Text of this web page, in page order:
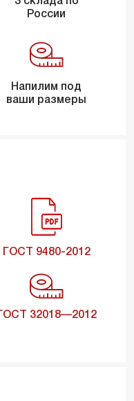
России
Напилим под
ваши размеры
ГОСТ 9480-2012
ГОСТ 32018—2012